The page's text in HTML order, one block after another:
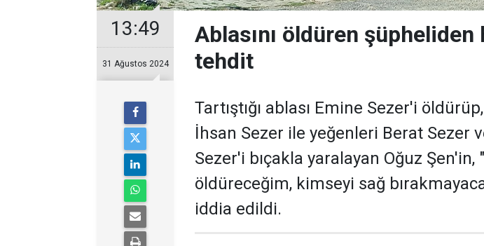
13:49
31 Ağustos 2024
Ablasını öldüren şüpheliden
tehdit
Tartıştığı ablası Emine Sezer'i
İhsan Sezer ile yeğenleri Berat Sezer
Sezer'i bıçakla yaralayan Oğuz Şen'in,
öldüreceğim, kimseyi sağ
iddia edildi.